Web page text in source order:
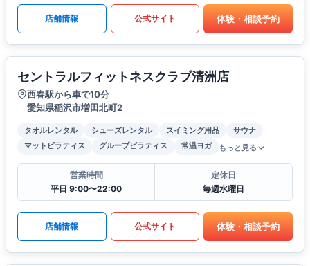
店舗情報 公式サイト 体験・相談予約
セントラルフィットネスクラブ清洲店
西春駅から車で10分
愛知県稲沢市増田北町2
タオルレンタル シューズレンタル スイミング用品
サウナ
マットピラティス
グループピラティス 常温ヨガ もっと見る
営業時間
平日 9:00〜22:00
定休日
毎週水曜日
店舗情報 公式サイト 体験・相談予約